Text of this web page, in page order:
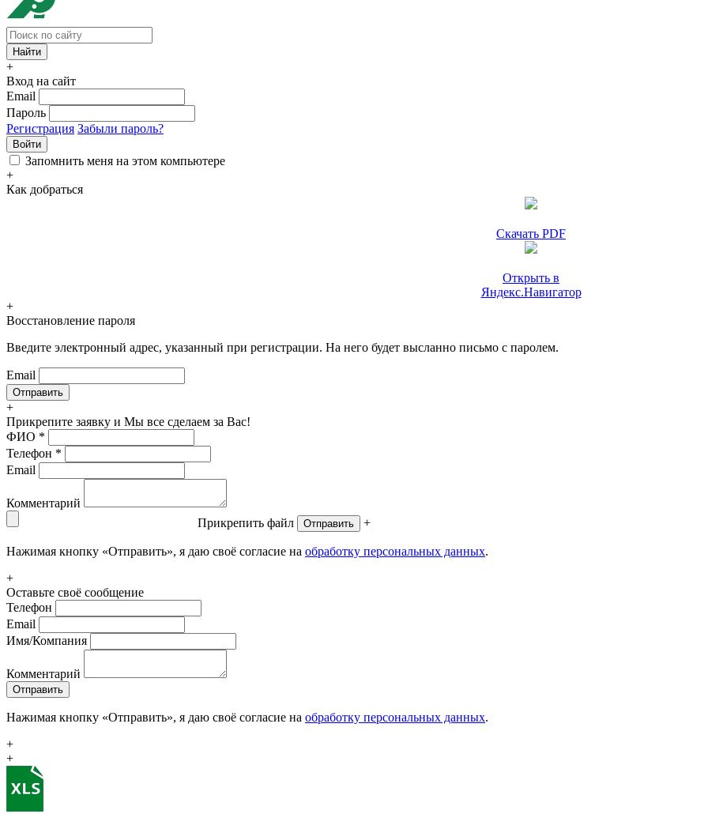
+
Вход на сайт
Email
Пароль
Регистрация Забыли пароль?
Войти
Запомнить меня на этом компьютере
+
Как добраться
Скачать PDF
Открыть в
Яндекс.Навигатор
+
Восстановление пароля
Введите электронный адрес, указанный при регистрации. На него будет высланно письмо с паролем.
Email
+
Прикрепите заявку и Мы все сделаем за Вас!
ФИО *
Телефон *
Email
Комментарий
Прикрепить файл
Отправить +
Нажимая кнопку «Отправить», я даю своё согласие на обработку персональных данных.
+
Оставьте своё сообщение
Телефон
Email
Имя/Компания
Комментарий
Отправить
Нажимая кнопку «Отправить», я даю своё согласие на обработку персональных данных.
+
+